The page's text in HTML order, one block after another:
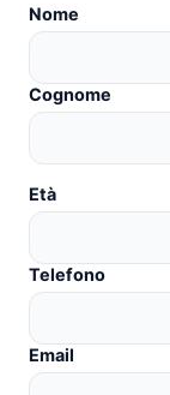
Nome
Cognome
Età
Telefono
Email